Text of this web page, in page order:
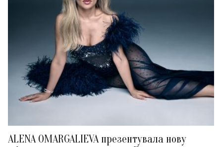
ALENA OMARGALIEVA презентувала нову